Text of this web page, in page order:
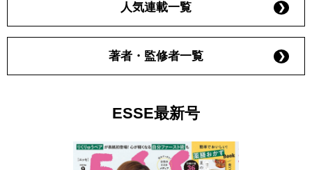
人気連載一覧
著者・監修者一覧
ESSE最新号